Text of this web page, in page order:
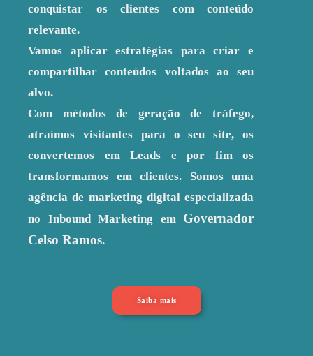
conquistar os clientes com conteúdo
relevante.
Vamos aplicar estratégias para criar e
compartilhar conteúdos voltados ao seu
alvo.
Com métodos de geração de tráfego,
atraímos visitantes para o seu site, os
convertemos em Leads e por fim os
transformamos em clientes. Somos uma
agência de marketing digital especializada
no Inbound Marketing em Governador
Celso Ramos.
Saiba mais